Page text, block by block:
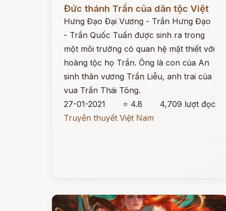
Đức thánh Trần của dân tộc Việt
Hưng Đạo Đại Vương - Trần Hưng Đạo
- Trần Quốc Tuấn được sinh ra trong
một môi trường có quan hệ mật thiết với
hoàng tộc họ Trần. Ông là con của An
sinh thân vương Trần Liễu, anh trai của
vua Trần Thái Tông.
27-01-2021
⭐ 4.8
4,709 lượt đọc
Truyền thuyết Việt Nam